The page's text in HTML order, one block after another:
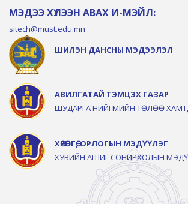
МЭДЭЭ ХҮЛЭЭН АВАХ И-МЭЙЛ:
sitech@must.edu.mn
ШИЛЭН ДАНСНЫ МЭДЭЭЛЭЛ
АВИЛГАТАЙ ТЭМЦЭХ ГАЗАР
ШУДАРГА НИЙГМИЙН ТӨЛӨӨ
ХӨРӨНГӨ, ОРЛОГЫН МЭДҮҮЛЭГ
ХУВИЙН АШИГ СОНИРХОЛЫН